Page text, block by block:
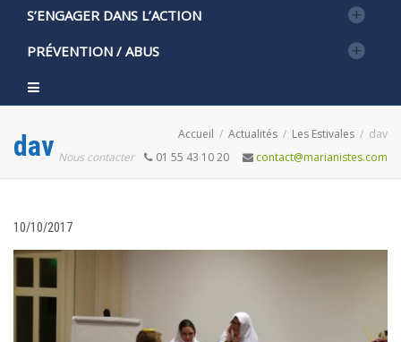
S’ENGAGER DANS L’ACTION
PRÉVENTION / ABUS
dav Accueil Actualités Les Estivales
dav
Nous contacter
01 55 43 10 20 contact@marianistes.com
10/10/2017